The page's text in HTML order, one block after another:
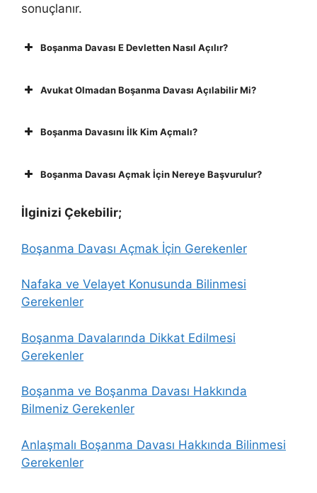
sonuçlanır.
Boşanma Davası E Devletten Nasıl Açılır?
Avukat Olmadan Boşanma Davası Açılabilir Mi?
Boşanma Davasını İlk Kim Açmalı?
Boşanma Davası Açmak İçin Nereye Başvurulur?
İlginizi Çekebilir;
Boşanma Davası Açmak İçin Gerekenler
Nafaka ve Velayet Konusunda Bilinmesi
Gerekenler
Boşanma Davalarında Dikkat Edilmesi
Gerekenler
Boşanma ve Boşanma Davası Hakkında
Bilmeniz Gerekenler
Anlaşmalı Boşanma Davası Hakkında Bilinmesi
Gerekenler